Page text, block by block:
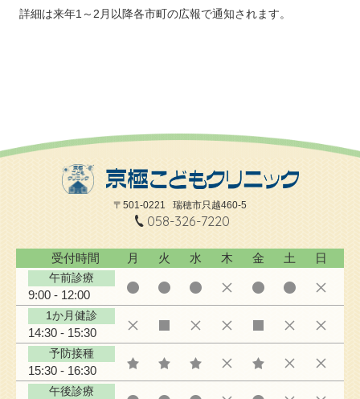
詳細は来年1～2月以降各市町の広報で通知されます。
〒501-0221 瑞穂市只越460-5
058-326-7220
受付時間 月 火 水 木 金 土 日
午前診療
9:00 - 12:00
1か月健診
14:30 - 15:30
予防接種
15:30 - 16:30
午後診療